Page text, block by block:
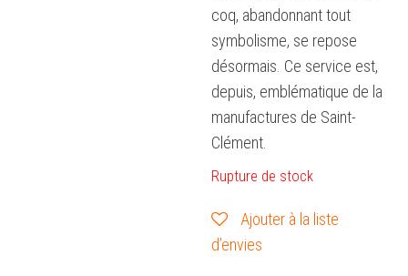
coq, abandonnant tout
symbolisme, se repose
désormais. Ce service est,
depuis, emblématique de la
manufactures de Saint-
Clément.
Rupture de stock
Ajouter à la liste
d’envies